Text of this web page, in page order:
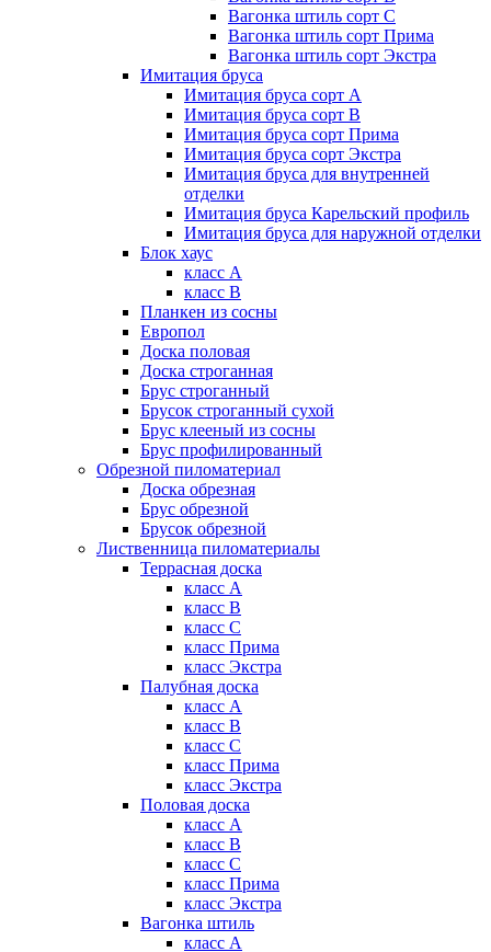
Вагонка штиль сорт С
Вагонка штиль сорт Прима
Вагонка штиль сорт Экстра
Имитация бруса
Имитация бруса сорт А
Имитация бруса сорт В
Имитация бруса сорт Прима
Имитация бруса сорт Экстра
Имитация бруса для внутренней
отделки
Имитация бруса Карельский профиль
Имитация бруса для наружной отделки
Блок хаус
класс А
класс В
Планкен из сосны
Европол
Доска половая
Доска строганная
Брус строганный
Брусок строганный сухой
Брус клееный из сосны
Брус профилированный
Обрезной пиломатериал
Доска обрезная
Брус обрезной
Брусок обрезной
Лиственница пиломатериалы
Террасная доска
класс А
класс B
класс C
класс Прима
класс Экстра
Палубная доска
класс А
класс B
класс C
класс Прима
класс Экстра
Половая доска
класс А
класс B
класс C
класс Прима
класс Экстра
Вагонка штиль
класс А